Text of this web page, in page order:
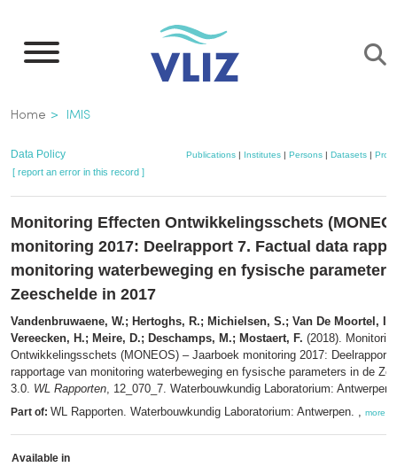
main
Breadcrumb
Home IMIS
Data Policy Publications| Institutes| Persons| Datasets|
[ report an error in this record ]
Monitoring Effecten Ontwikkelingsschets
monitoring 2017: Deelrapport 7. Factual data
monitoring waterbeweging en fysische
Zeeschelde in 2017
Vandenbruwaene, W.; Hertoghs, R.; Michielsen, S.; Van De Moortel,
Vereecken, H.; Meire, D.; Deschamps, M.; Mostaert, F. (2018).
Ontwikkelingsschets (MONEOS) – Jaarboek monitoring 2017: Deelrapport
rapportage van monitoring waterbeweging en fysische parameters in de
3.0. WL Rapporten, 12_070_7. Waterbouwkundig Laboratorium:
Part of: WL Rapporten. Waterbouwkundig Laboratorium: Antwerpen. , more
Available in